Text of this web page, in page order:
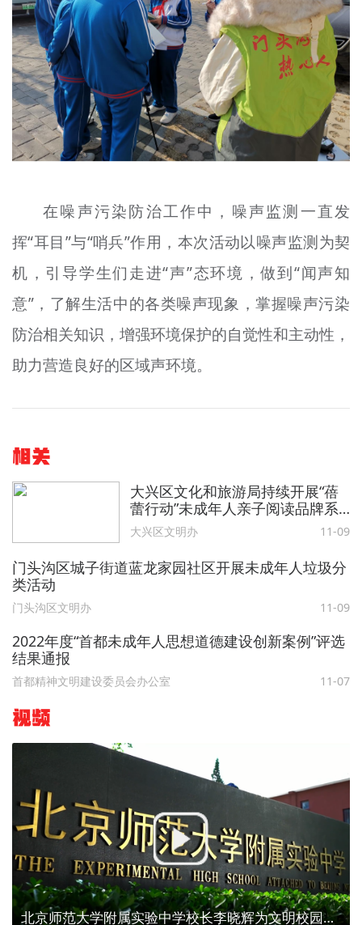
在噪声污染防治工作中，噪声监测一直发
挥“耳目”与“哨兵”作用，本次活动以噪声监测为契
机，引导学生们走进“声”态环境，做到“闻声知
意”，了解生活中的各类噪声现象，掌握噪声污染
防治相关知识，增强环境保护的自觉性和主动性，
助力营造良好的区域声环境。
相关
大兴区文化和旅游局持续开展“蓓
蕾行动”未成年人亲子阅读品牌系
列活动
大兴区文明办 11-09
门头沟区城子街道蓝龙家园社区开展未成年人垃圾分
类活动
门头沟区文明办 11-09
2022年度“首都未成年人思想道德建设创新案例”评选
结果通报
首都精神文明建设委员会办公室 11-07
视频
北京师范大学附属实验中学校长李晓辉为文明校园代言